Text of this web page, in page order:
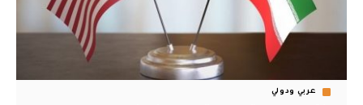
عربي ودولي